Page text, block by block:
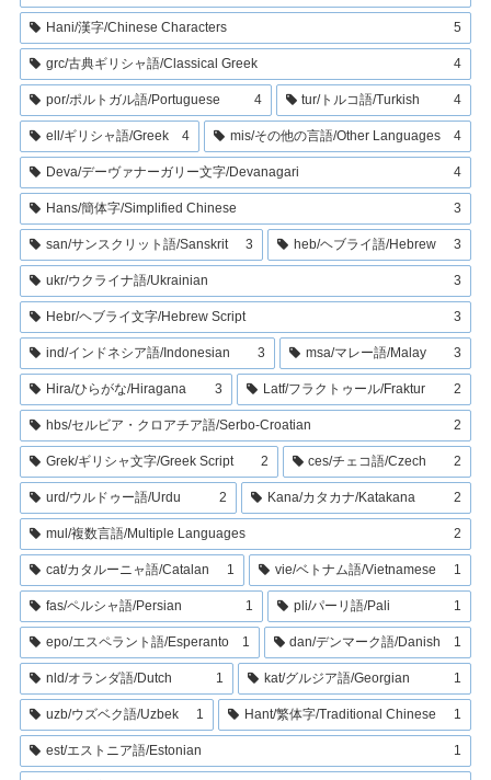
Hani/漢字/Chinese Characters 5
grc/古典ギリシャ語/Classical Greek 4
por/ポルトガル語/Portuguese 4 tur/トルコ語/Turkish 4
ell/ギリシャ語/Greek 4 mis/その他の言語/Other Languages 4
Deva/デーヴァナーガリー文字/Devanagari 4
Hans/簡体字/Simplified Chinese 3
san/サンスクリット語/Sanskrit 3 heb/ヘブライ語/Hebrew 3
ukr/ウクライナ語/Ukrainian 3
Hebr/ヘブライ文字/Hebrew Script 3
ind/インドネシア語/Indonesian 3 msa/マレー語/Malay 3
Hira/ひらがな/Hiragana 3 Latf/フラクトゥール/Fraktur 2
hbs/セルビア・クロアチア語/Serbo-Croatian 2
Grek/ギリシャ文字/Greek Script 2 ces/チェコ語/Czech 2
urd/ウルドゥー語/Urdu 2 Kana/カタカナ/Katakana 2
mul/複数言語/Multiple Languages 2
cat/カタルーニャ語/Catalan 1 vie/ベトナム語/Vietnamese 1
fas/ペルシャ語/Persian 1 pli/パーリ語/Pali 1
epo/エスペラント語/Esperanto 1 dan/デンマーク語/Danish 1
nld/オランダ語/Dutch 1 kat/グルジア語/Georgian 1
uzb/ウズベク語/Uzbek 1 Hant/繁体字/Traditional Chinese 1
est/エストニア語/Estonian 1